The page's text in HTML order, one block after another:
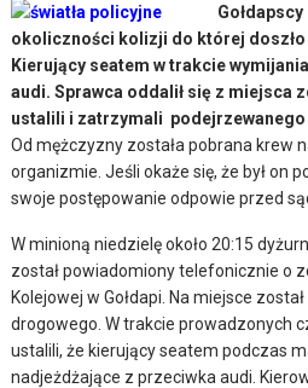
okoliczności kolizji do której doszło
Kierujący seatem w trakcie
audi. Sprawca oddalił się z miejsca
ustalili i zatrzymali
Od mężczyzny została pobrana krew
organizmie. Jeśli okaże się, że był on
swoje postępowanie odpowie przed
W minioną niedzielę około 20:15
został powiadomiony telefonicznie o
Kolejowej w Gołdapi. Na miejsce
drogowego. W trakcie prowadzonych
ustalili, że kierujący seatem podczas
nadjeżdżające z przeciwka audi.